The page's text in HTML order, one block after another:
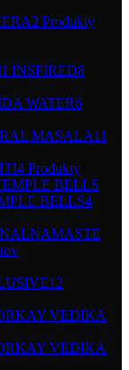
2 Produkty
INSPIRED8
WATER6
MASALA11
4 Produkty
BELLS4
NAMASTE
12
VEDIKA
VEDIKA